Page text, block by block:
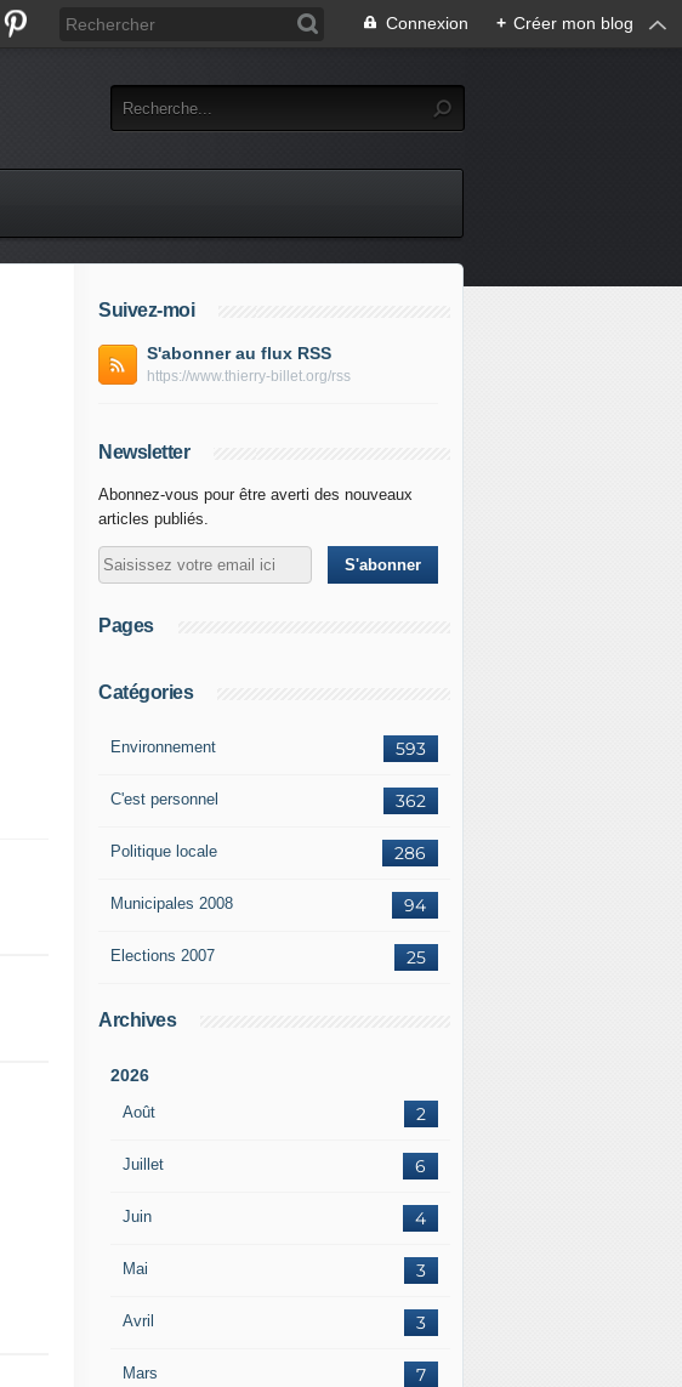
Connexion + Créer mon blog
Suivez-moi
S'abonner au flux RSS
https://www.thierry-billet.org/rss
Newsletter
Abonnez-vous pour être averti des nouveaux
articles publiés.
Pages
Catégories
593
Environnement
362
C'est personnel
286
Politique locale
94
Municipales 2008
25
Elections 2007
Archives
2026
Août 2
Juillet 6
Juin 4
Mai 3
Avril 3
Mars 7